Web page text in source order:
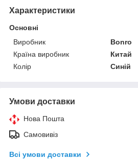
Характеристики
Основні
Виробник
Bonro
Країна виробник
Китай
Колір
Синій
Умови доставки
Нова Пошта
Самовивіз
Всі умови доставки